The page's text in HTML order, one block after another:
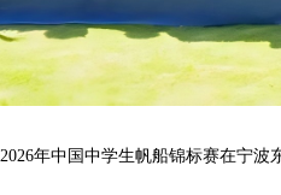
2026年中国中学生帆船锦标赛在宁